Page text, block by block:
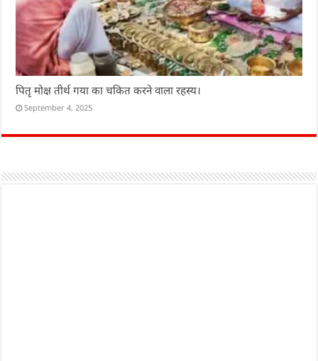
पितृ मोक्ष तीर्थ गया का चकित करने वाला रहस्य।
September 4, 2025